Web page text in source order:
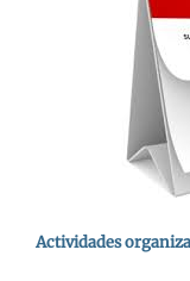
Actividades